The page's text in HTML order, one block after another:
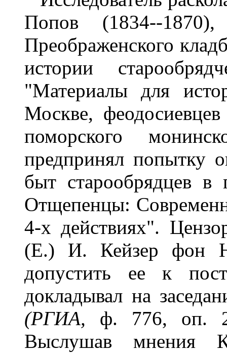
Попов (1834--
Преображенского
истории
"Материалы для
Москве,
поморского
предпринял попытку
быт старообрядцев
Отщепенцы:
4-х действиях".
(Е.) И. Кейзер фон
допустить ее к
докладывал на
(РГИА, ф. 776, оп.
Выслушав мнения